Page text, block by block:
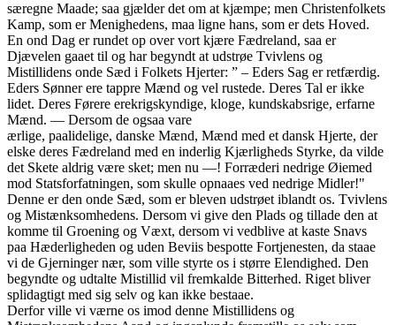
særegne Maade; saa gjælder det om at kjæmpe; men Christenfolkets
Kamp, som er Menighedens, maa ligne hans, som er dets Hoved.
En ond Dag er rundet op over vort kjære Fædreland, saa er
Djævelen gaaet til og har begyndt at udstrøe Tvivlens og
Mistillidens onde Sæd i Folkets Hjerter: ” – Eders Sag er retfærdig.
Eders Sønner ere tappre Mænd og vel rustede. Deres Tal er ikke
lidet. Deres Førere erekrigskyndige, kloge, kundskabsrige, erfarne
Mænd. — Dersom de ogsaa vare
ærlige, paalidelige, danske Mænd, Mænd med et dansk Hjerte, der
elske deres Fædreland med en inderlig Kjærligheds Styrke, da vilde
det Skete aldrig være sket; men nu —! Forræderi nedrige Øiemed
mod Statsforfatningen, som skulle opnaaes ved nedrige Midler!"
Denne er den onde Sæd, som er bleven udstrøet iblandt os. Tvivlens
og Mistænksomhedens. Dersom vi give den Plads og tillade den at
komme til Groening og Væxt, dersom vi vedblive at kaste Snavs
paa Hæderligheden og uden Beviis bespotte Fortjenesten, da staae
vi de Gjerninger nær, som ville styrte os i større Elendighed. Den
begyndte og udtalte Mistillid vil fremkalde Bitterhed. Riget bliver
splidagtigt med sig selv og kan ikke bestaae.
Derfor ville vi værne os imod denne Mistillidens og